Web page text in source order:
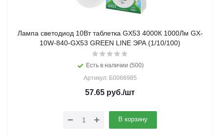
Лампа светодиод 10Вт таблетка GX53 4000К 1000Лм GX-
10W-840-GX53 GREEN LINE ЭРА (1/10/100)
Есть в наличии (500)
Артикул: Б0066985
57.65 руб./шт
В корзину